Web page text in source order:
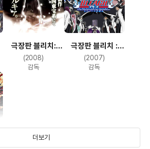
극장판 블리치:
페이드 투 블랙
(2008)
감독
극장판 블리치 :
다이아몬드 더스트
리벨리온
(2007)
감독
더보기